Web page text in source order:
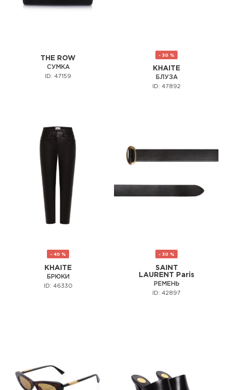
THE ROW
СУМКА
ID: 47159
- 30 %
KHAITE
БЛУЗА
ID: 47892
- 40 %
KHAITE
БРЮКИ
ID: 46330
- 30 %
SAINT
LAURENT Paris
РЕМЕНЬ
ID: 42897